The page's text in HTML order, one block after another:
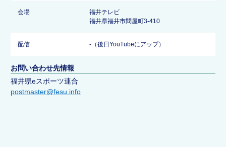
会場
福井テレビ
福井県福井市問屋町3-410
配信 -（後日YouTubeにアップ）
お問い合わせ先情報
福井県eスポーツ連合
postmaster@fesu.info